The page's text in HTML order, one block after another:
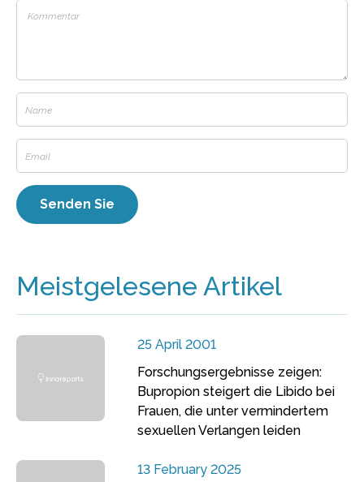
Meistgelesene Artikel
25 April 2001
Forschungsergebnisse zeigen:
Bupropion steigert die Libido bei
Frauen, die unter vermindertem
sexuellen Verlangen leiden
13 February 2025